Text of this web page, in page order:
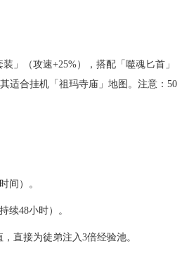
」（攻速+25%），搭配「噬魂匕首」
适合挂机「祖玛寺庙」地图。注意：50
间）。
续48小时）。
直接为徒弟注入3倍经验池。